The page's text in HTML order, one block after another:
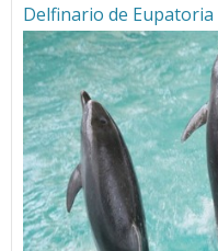
Delfinario de Eupatoria